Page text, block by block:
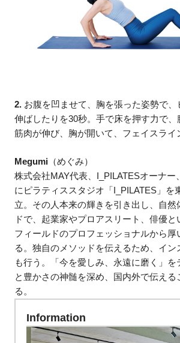
2. お腹を凹ませて、胸を張った姿勢で、
伸ばしたりを30秒。手で床を押す力で、
筋肉が伸び、胸が開いて、フェイスライ
Megumi （めぐみ）
株式会社MAY代表、I_PILATESオーナー
にピラティススタジオ「I_PILATES」を
立。その人本来の輝きを引き出し、自然
ドで、起業家やプロアスリート、俳優
フィールドのプロフェッショナルから厚
る。独自のメソッドを伝えるため、イン
も行う。「今を愛しみ、永遠に磨く」を
と豊かさの神髄を深め、国内外で伝える
る。
Information